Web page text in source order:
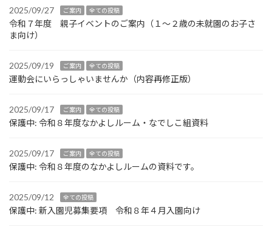
2025/09/27 ご案内 全ての投稿
令和７年度 親子イベントのご案内（１～２歳の未就園のお子さ
ま向け）
2025/09/19 ご案内 全ての投稿
運動会にいらっしゃいませんか（内容再修正版）
2025/09/17 ご案内 全ての投稿
保護中: 令和８年度なかよしルーム・なでしこ組資料
2025/09/17 ご案内 全ての投稿
保護中: 令和８年度のなかよしルームの資料です。
2025/09/12 全ての投稿
保護中: 新入園児募集要項 令和８年４月入園向け